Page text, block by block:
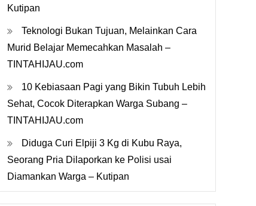
Kutipan
Teknologi Bukan Tujuan, Melainkan Cara
Murid Belajar Memecahkan Masalah –
TINTAHIJAU.com
10 Kebiasaan Pagi yang Bikin Tubuh Lebih
Sehat, Cocok Diterapkan Warga Subang –
TINTAHIJAU.com
Diduga Curi Elpiji 3 Kg di Kubu Raya,
Seorang Pria Dilaporkan ke Polisi usai
Diamankan Warga – Kutipan